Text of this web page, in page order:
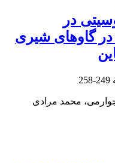
در
جایگاه‌های SNP و ROH در گاوهای شیری
249-258
محمد مرادی